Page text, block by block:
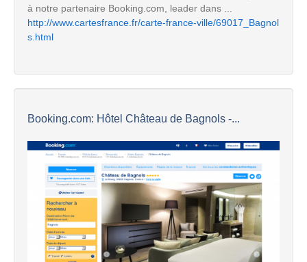
à notre partenaire Booking.com, leader dans ...
http://www.cartesfrance.fr/carte-france-ville/69017_Bagnol
s.html
Booking.com: Hôtel Château de Bagnols -...